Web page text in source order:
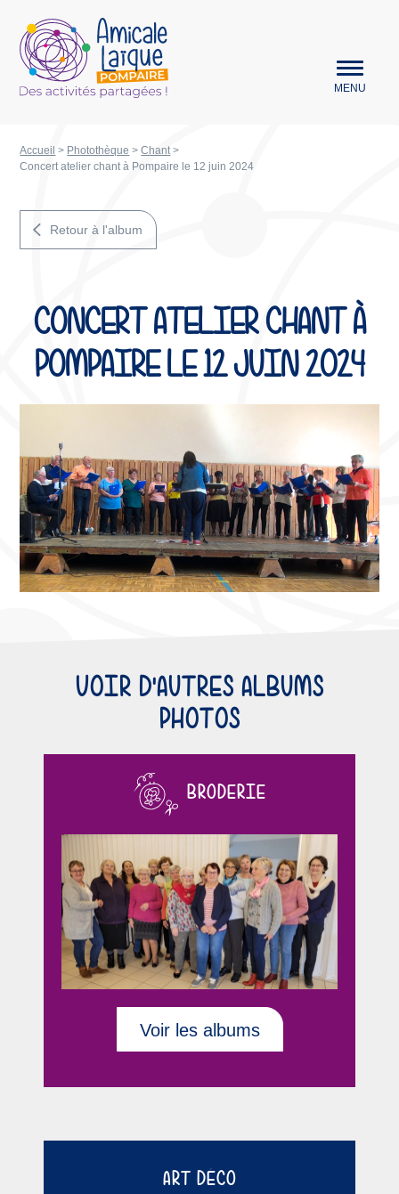
Amicale Laïque Pompaire
MENU
Accueil > Photothèque >Chant>
Concert atelier chant à Pompaire le 12 juin 2024
Retour à l'album
CONCERT ATELIER CHANT À
POMPAIRE LE 12 JUIN 2024
VOIR D'AUTRES ALBUMS
PHOTOS
BRODERIE
Voir les albums
ART DÉCO